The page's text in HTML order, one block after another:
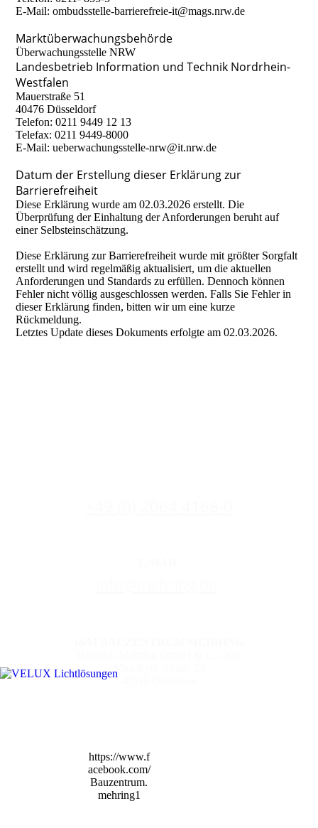
E-Mail: ombudsstelle-barrierefreie-it@mags.nrw.de
Marktüberwachungsbehörde
Überwachungsstelle NRW
Landesbetrieb Information und Technik Nordrhein-
Westfalen
Mauerstraße 51
40476 Düsseldorf
Telefon: 0211 9449 12 13
Telefax: 0211 9449-8000
E-Mail: ueberwachungsstelle-nrw@it.nrw.de
Datum der Erstellung dieser Erklärung zur
Barrierefreiheit
Diese Erklärung wurde am 02.03.2026 erstellt. Die
Überprüfung der Einhaltung der Anforderungen beruht auf
einer Selbsteinschätzung.
Diese Erklärung zur Barrierefreiheit wurde mit größter Sorgfalt
erstellt und wird regelmäßig aktualisiert, um die aktuellen
Anforderungen und Standards zu erfüllen. Dennoch können
Fehler nicht völlig ausgeschlossen werden. Falls Sie Fehler in
dieser Erklärung finden, bitten wir um eine kurze
Rückmeldung.
Letztes Update dieses Dokuments erfolgte am 02.03.2026.
https://www.f
acebook.com/
Bauzentrum.
mehring1